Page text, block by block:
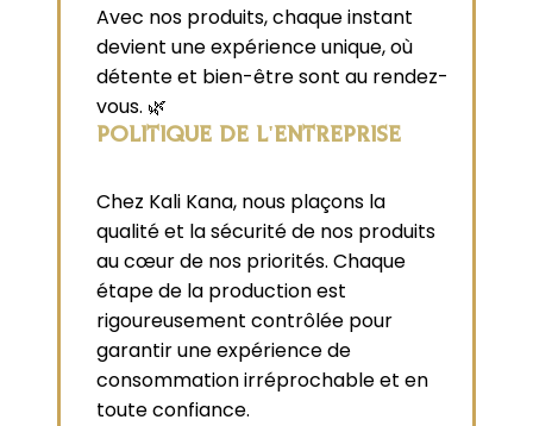
Avec nos produits, chaque instant
devient une expérience unique, où
détente et bien-être sont au rendez-
vous. 🌿
POLITIQUE DE L'ENTREPRISE
Chez Kali Kana, nous plaçons la
qualité et la sécurité de nos produits
au cœur de nos priorités. Chaque
étape de la production est
rigoureusement contrôlée pour
garantir une expérience de
consommation irréprochable et en
toute confiance.